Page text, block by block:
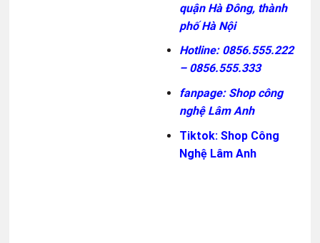
quận Hà Đông, thành
phố Hà Nội
Hotline: 0856.555.222
– 0856.555.333
fanpage: Shop công
nghệ Lâm Anh
Tiktok: Shop Công
Nghệ Lâm Anh